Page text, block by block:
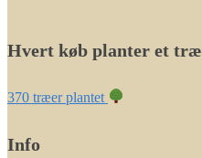
Hvert køb planter et træ
370 træer plantet
Info